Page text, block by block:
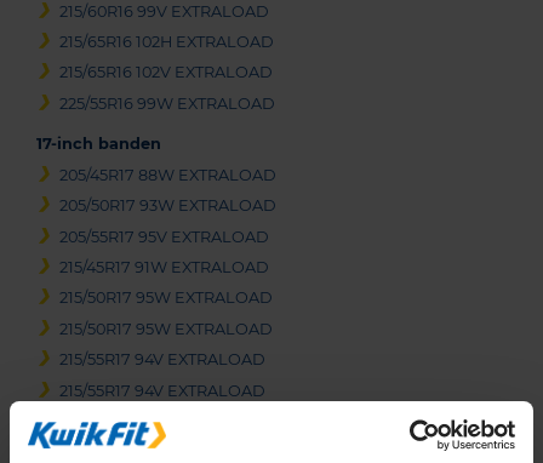
215/60R16 99V EXTRALOAD
215/65R16 102H EXTRALOAD
215/65R16 102V EXTRALOAD
225/55R16 99W EXTRALOAD
17-inch banden
205/45R17 88W EXTRALOAD
205/50R17 93W EXTRALOAD
205/55R17 95V EXTRALOAD
215/45R17 91W EXTRALOAD
215/50R17 95W EXTRALOAD
215/50R17 95W EXTRALOAD
215/55R17 94V EXTRALOAD
215/55R17 94V EXTRALOAD
215/55R17 98W EXTRALOAD
215/55R17 98W EXTRALOAD